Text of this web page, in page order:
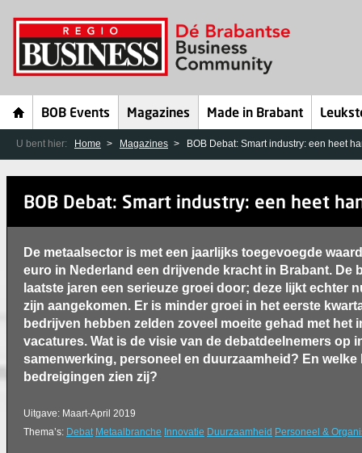
BOB Events Magazines Made in Brabant
U bent hier: Home Magazines BOB Debat: Smart industry: een heet
BOB Debat: Smart industry: een heet
De metaalsector is met een jaarlijks toegevoegde
euro in Nederland een drijvende kracht in Brabant. De
laatste jaren een serieuze groei door; deze lijkt echter
zijn aangekomen. Er is minder groei in het eerste
bedrijven hebben zelden zoveel moeite gehad met het
vacatures. Wat is de visie van de debatdeelnemers op
samenwerking, personeel en duurzaamheid? En welke
bedreigingen zien zij?
Uitgave: Maart-April 2019
Thema’s: Debat Metaalbranche Innovatie Duurzaamheid Personeel &